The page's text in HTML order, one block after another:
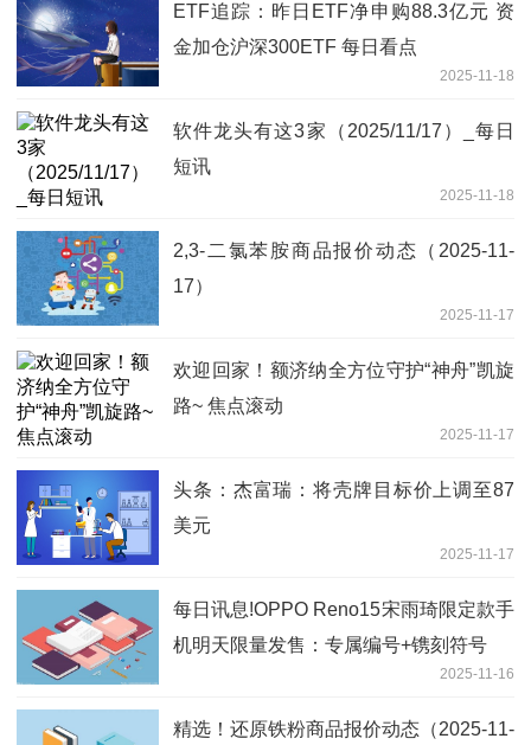
ETF追踪：昨日ETF净申购88.3亿元 资
金加仓沪深300ETF 每日看点
2025-11-18
软件龙头有这3家（2025/11/17）_每日
短讯
2025-11-18
2,3-二氯苯胺商品报价动态（2025-11-
17）
2025-11-17
欢迎回家！额济纳全方位守护“神舟”凯旋
路~ 焦点滚动
2025-11-17
头条：杰富瑞：将壳牌目标价上调至87
美元
2025-11-17
每日讯息!OPPO Reno15宋雨琦限定款手
机明天限量发售：专属编号+镌刻符号
2025-11-16
精选！还原铁粉商品报价动态（2025-11-